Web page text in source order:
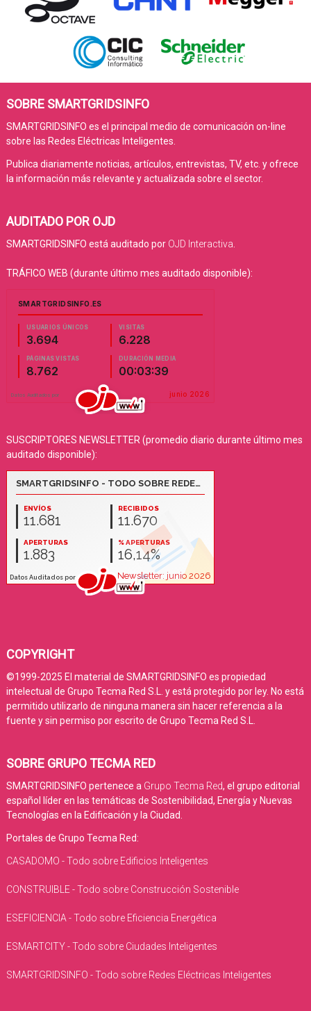
SOBRE SMARTGRIDSINFO
SMARTGRIDSINFO es el principal medio de comunicación on-line
sobre las Redes Eléctricas Inteligentes.
Publica diariamente noticias, artículos, entrevistas, TV, etc. y ofrece
la información más relevante y actualizada sobre el sector.
AUDITADO POR OJD
SMARTGRIDSINFO está auditado por OJD Interactiva
TRÁFICO WEB (durante último mes auditado disponible):
SUSCRIPTORES NEWSLETTER (promedio diario durante último mes
auditado disponible):
COPYRIGHT
©1999-2025 El material de SMARTGRIDSINFO es propiedad
intelectual de Grupo Tecma Red S.L. y está protegido por ley. No está
permitido utilizarlo de ninguna manera sin hacer referencia a la
fuente y sin permiso por escrito de Grupo Tecma Red S.L.
SOBRE GRUPO TECMA RED
SMARTGRIDSINFO pertenece a Grupo Tecma Red, el grupo editorial
español líder en las temáticas de Sostenibilidad, Energía y Nuevas
Tecnologías en la Edificación y la Ciudad.
Portales de Grupo Tecma Red:
CASADOMO - Todo sobre Edificios Inteligentes
CONSTRUIBLE - Todo sobre Construcción Sostenible
ESEFICIENCIA - Todo sobre Eficiencia Energética
ESMARTCITY - Todo sobre Ciudades Inteligentes
SMARTGRIDSINFO - Todo sobre Redes Eléctricas Inteligentes